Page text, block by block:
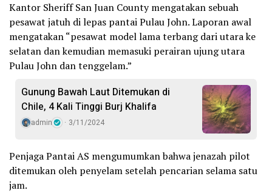
Kantor Sheriff San Juan County mengatakan sebuah
pesawat jatuh di lepas pantai Pulau John. Laporan awal
mengatakan “pesawat model lama terbang dari utara ke
selatan dan kemudian memasuki perairan ujung utara
Pulau John dan tenggelam.”
Gunung Bawah Laut Ditemukan di
Chile, 4 Kali Tinggi Burj Khalifa
admin 3/11/2024
Penjaga Pantai AS mengumumkan bahwa jenazah pilot
ditemukan oleh penyelam setelah pencarian selama satu
jam.